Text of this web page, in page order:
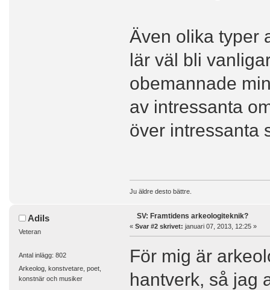
Även olika typer
lär väl bli
obemannade
av intressanta
över intressanta
Ju äldre desto bättre.
Adils
Veteran
Antal inlägg: 802
Arkeolog, konstvetare, poet,
konstnär och musiker
SV: Framtidens arkeologiteknik?
« Svar #2 skrivet: januari 07, 2013, 12:25 »
För mig är
hantverk, så jag